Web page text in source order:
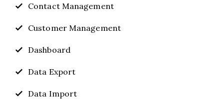
Contact Management
Customer Management
Dashboard
Data Export
Data Import